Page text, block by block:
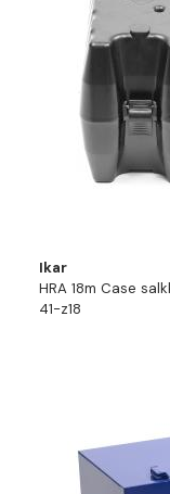
Ikar
HRA 18m Case
41-z18